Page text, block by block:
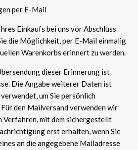
per E-Mail
Einkaufs bei uns vor Abschluss
die Möglichkeit, per E-Mail einmalig
Warenkorbs erinnert zu werden.
dieser Erinnerung ist
Die Angabe weiterer Daten ist
um Sie persönlich
Für den Mailversand verwenden wir
Verfahren, mit dem sichergestellt
erst erhalten, wenn Sie
an die angegebene Mailadresse